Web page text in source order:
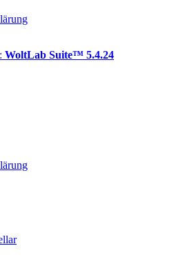
WoltLab Suite™ 5.4.24